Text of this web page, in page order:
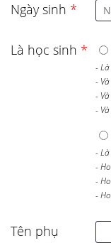
Ngày sinh *
Là học sinh *
-
-
-
-
-
-
-
-
Tên phụ